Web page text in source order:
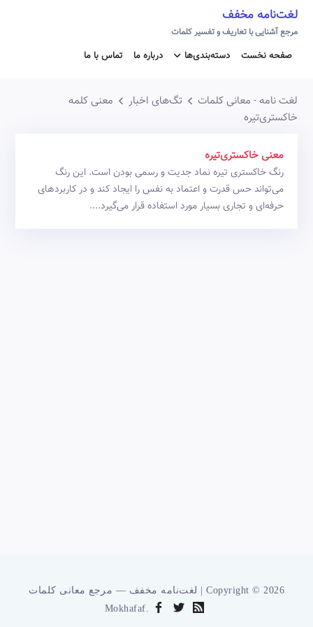
لغت‌نامه مخفف
مرجع آشنایی با تعاریف و تفسیر کلمات
صفحه نخست دسته‌بندی‌ها درباره ما تماس با ما
لغت نامه - معانی کلمات تگ‌های اخبار
معنی کلمه
خاکستری‌تیره
معنی خاکستری‌تیره
رنگ خاکستری تیره نماد جدیت و رسمی بودن است. این رنگ
می‌تواند حس قدرت و اعتماد به نفس را ایجاد کند و در کاربردهای
حرفه‌ای و تجاری بسیار مورد استفاده قرار می‌گیرد....
لغت‌نامه مخفف — مرجع معانی کلمات | Copyright © 2026
Mokhafaf.